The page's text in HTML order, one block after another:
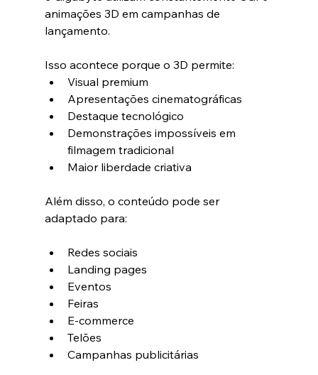
animações 3D em campanhas de
lançamento.
Isso acontece porque o 3D permite:
Visual premium
Apresentações cinematográficas
Destaque tecnológico
Demonstrações impossíveis em
filmagem tradicional
Maior liberdade criativa
Além disso, o conteúdo pode ser
adaptado para:
Redes sociais
Landing pages
Eventos
Feiras
E-commerce
Telões
Campanhas publicitárias